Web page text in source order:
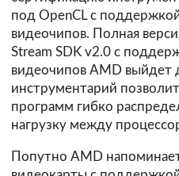
под OpenCL с
видеочипов. Полная
Stream SDK v2.0 с
видеочипов AMD выйдет
инструментарий
программ гибко
нагрузку между
Попутно AMD